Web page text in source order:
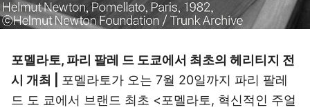
포멜라토, 파리 팔레 드 도쿄에서 최초의 헤리티지 전
시 개최 | 포멜라토가 오는 7월 20일까지 파리 팔레
드 도 쿄에서 브랜드 최초 <포멜라토, 혁신적인 주얼